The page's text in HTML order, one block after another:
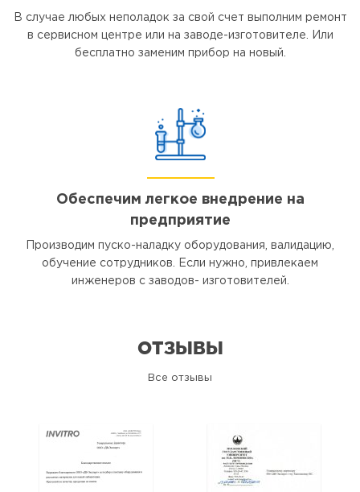
В случае любых неполадок за свой счет выполним ремонт
в сервисном центре или на заводе-изготовителе. Или
бесплатно заменим прибор на новый.
Обеспечим легкое внедрение на
предприятие
Производим пуско-наладку оборудования, валидацию,
обучение сотрудников. Если нужно, привлекаем
инженеров с заводов- изготовителей.
ОТЗЫВЫ
Все отзывы